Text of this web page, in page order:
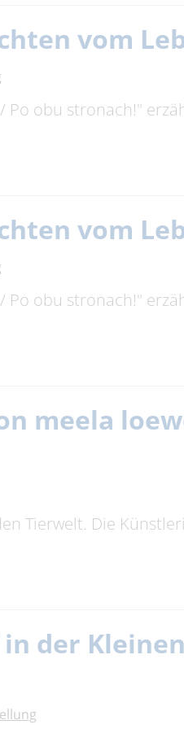
vom
Po obu stronach!"
vom
Po obu stronach!"
meela
Tierwelt. Die
der